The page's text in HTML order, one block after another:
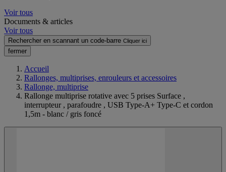
Voir tous
Documents & articles
Voir tous
Rechercher en scannant un code-barre Cliquer ici
fermer
Accueil
Rallonges, multiprises, enrouleurs et accessoires
Rallonge, multiprise
Rallonge multiprise rotative avec 5 prises Surface ,
interrupteur , parafoudre , USB Type-A+ Type-C et cordon
1,5m - blanc / gris foncé